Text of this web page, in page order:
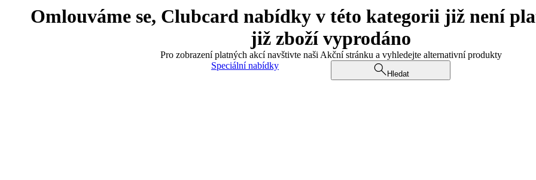
Omlouváme se, Clubcard nabídky v této kategorii již není
již zboží vyprodáno
Pro zobrazení platných akcí navštivte naši Akční stránku a vyhledejte alternativní produkty
Speciální nabídky
Hledat